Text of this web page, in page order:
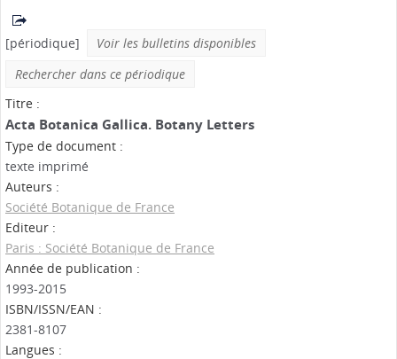
[périodique]
Voir les bulletins disponibles
Rechercher dans ce périodique
Titre :
Acta Botanica Gallica. Botany Letters
Type de document :
texte imprimé
Auteurs :
Société Botanique de France
Editeur :
Paris : Société Botanique de France
Année de publication :
1993-2015
ISBN/ISSN/EAN :
2381-8107
Langues :